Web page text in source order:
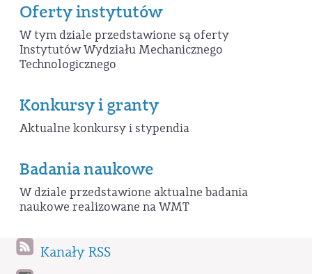
Oferty instytutów
W tym dziale przedstawione są oferty
Instytutów Wydziału Mechanicznego
Technologicznego
Konkursy i granty
Aktualne konkursy i stypendia
Badania naukowe
W dziale przedstawione aktualne badania
naukowe realizowane na WMT
Kanały RSS